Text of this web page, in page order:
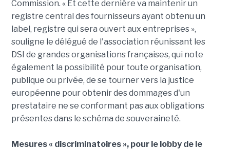
Commission. « Et cette dernière va maintenir un
registre central des fournisseurs ayant obtenu un
label, registre qui sera ouvert aux entreprises »,
souligne le délégué de l'association réunissant les
DSI de grandes organisations françaises, qui note
également la possibilité pour toute organisation,
publique ou privée, de se tourner vers la justice
européenne pour obtenir des dommages d'un
prestataire ne se conformant pas aux obligations
présentes dans le schéma de souveraineté.
Mesures « discriminatoires », pour le lobby de le